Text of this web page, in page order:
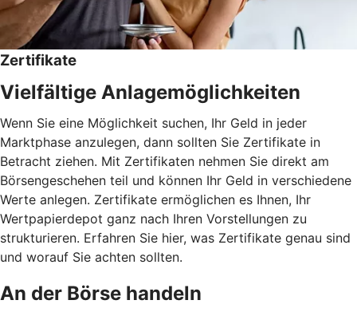
Zertifikate
Vielfältige Anlagemöglichkeiten
Wenn Sie eine Möglichkeit suchen, Ihr Geld in jeder
Marktphase anzulegen, dann sollten Sie Zertifikate in
Betracht ziehen. Mit Zertifikaten nehmen Sie direkt am
Börsengeschehen teil und können Ihr Geld in verschiedene
Werte anlegen. Zertifikate ermöglichen es Ihnen, Ihr
Wertpapierdepot ganz nach Ihren Vorstellungen zu
strukturieren. Erfahren Sie hier, was Zertifikate genau sind
und worauf Sie achten sollten.
An der Börse handeln